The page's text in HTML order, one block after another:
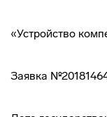
«Устройство
Заявка